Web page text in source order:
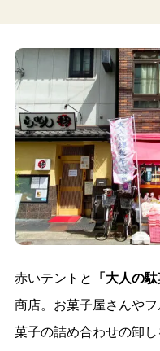
赤いテントと 「大人の駄
商店。お菓子屋さんや
菓子の詰め合わせの卸